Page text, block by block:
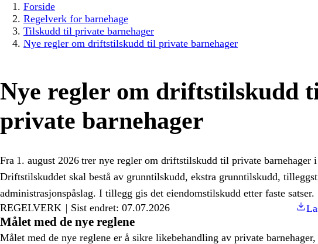
Forside
Regelverk for barnehage
Tilskudd til private barnehager
Nye regler om driftstilskudd til private barnehager
Nye regler om driftstilskudd
private barnehager
Fra 1. august 2026 trer nye regler om driftstilskudd til private barnehager
Driftstilskuddet skal bestå av grunntilskudd, ekstra grunntilskudd,
administrasjonspåslag. I tillegg gis det eiendomstilskudd etter faste satser.
REGELVERK
Sist endret: 07.07.2026
Målet med de nye reglene
Målet med de nye reglene er å sikre likebehandling av private barnehager,